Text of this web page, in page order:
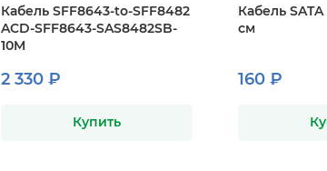
Кабель SFF8643-to-SFF8482
ACD-SFF8643-SAS8482SB-
10M
2 330 ₽
Купить
Кабель
см
160 ₽